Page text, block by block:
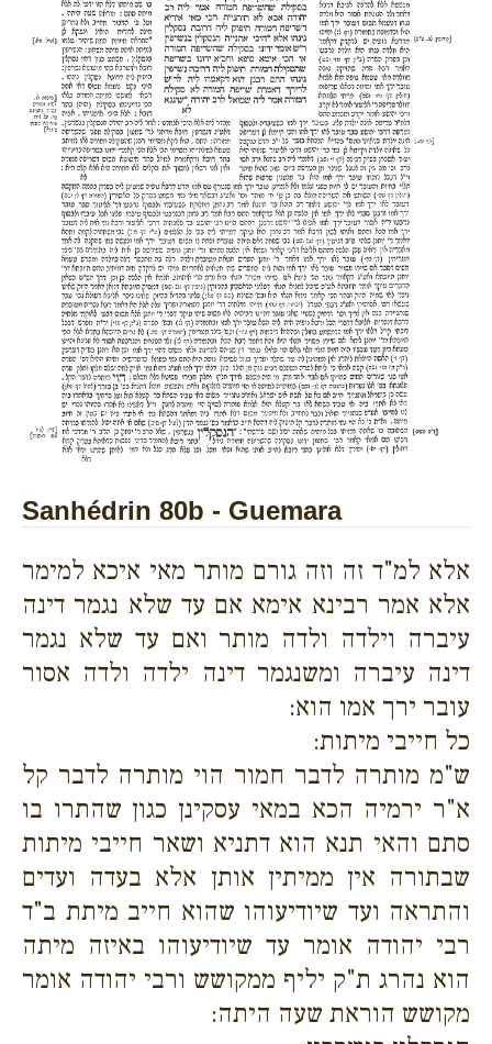
Sanhédrin 80b - Guemara
אלא למ"ד זה וזה גורם מותר מאי איכא למימר
אלא אמר רבינא אימא אם עד שלא נגמר דינה
עיברה וילדה ולדה מותר ואם עד שלא נגמר
דינה עיברה ומשנגמר דינה ילדה ולדה אסור
עובר ירך אמו הוא:
כל חייבי מיתות:
ש"מ מותרה לדבר חמור הוי מותרה לדבר קל
א"ר ירמיה הכא במאי עסקינן כגון שהתרו בו
סתם והאי תנא הוא דתניא ושאר חייבי מיתות
שבתורה אין ממיתין אותן אלא בעדה ועדים
והתראה ועד שיודיעוהו שהוא חייב מיתת ב"ד
רבי יהודה אומר עד שיודיעוהו באיזה מיתה
הוא נהרג ת"ק יליף ממקושש ורבי יהודה אומר
מקושש הוראת שעה היתה: